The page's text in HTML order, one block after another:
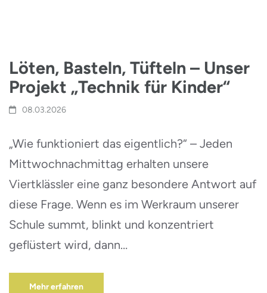
Löten, Basteln, Tüfteln – Unser
Projekt „Technik für Kinder“
08.03.2026
„Wie funktioniert das eigentlich?“ – Jeden
Mittwochnachmittag erhalten unsere
Viertklässler eine ganz besondere Antwort auf
diese Frage. Wenn es im Werkraum unserer
Schule summt, blinkt und konzentriert
geflüstert wird, dann…
Mehr erfahren